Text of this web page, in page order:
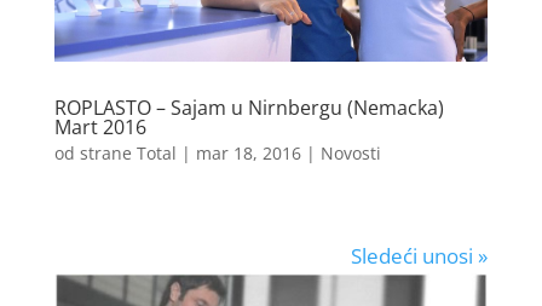
ROPLASTO – Sajam u Nirnbergu (Nemacka)
Mart 2016
od strane Total | mar 18, 2016| Novosti
Sledeći unosi »